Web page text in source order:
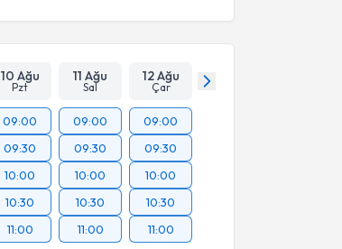
10 Ağu
Pzt
11 Ağu
Sal
12 Ağu
Çar
09:00
09:30
10:00
10:30
11:00
09:00
09:30
10:00
10:30
11:00
09:00
09:30
10:00
10:30
11:00